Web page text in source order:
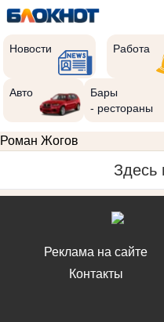
Новости Работа
Авто
Бары
- рестораны
Роман Жогов
Здесь
Реклама на сайте
Контакты